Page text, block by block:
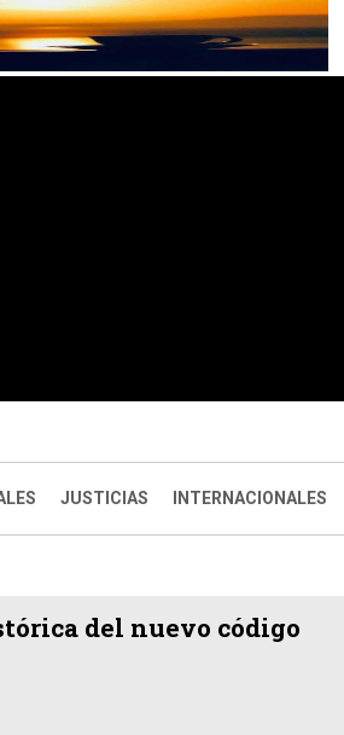
JUSTICIAS INTERNACIONALES
del nuevo código